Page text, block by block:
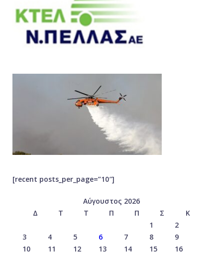
[recent posts_per_page=”10″]
Αύγουστος 2026
Δ
Τ Τ Π Π Σ
Κ
1
2
3
4 5 6 7 8
9
10
11 12 13 14 15
16